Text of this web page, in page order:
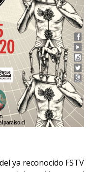
ya reconocido FSTV